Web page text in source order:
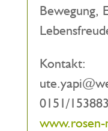
Bewegung,
Kontakt:
0151/